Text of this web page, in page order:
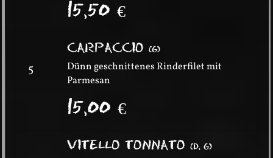
15,50€
5
CARPACCIO(G)
Dünn geschnittenes Rinderfilet mit
Parmesan
15,00€
VITELLO TONNATO(D, G)